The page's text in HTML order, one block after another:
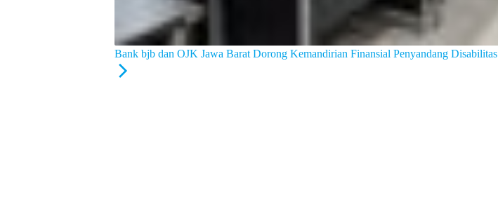
Bank bjb dan OJK Jawa Barat Dorong Kemandirian Finansial Penyandang Disabilitas